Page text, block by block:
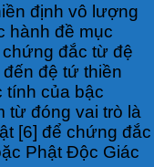
định vô lượng
hành đề mục
đắc từ đệ
đệ tứ thiền
tính của bậc
từ đóng vai trò là
[6] để chứng đắc
Phật Ðộc Giác